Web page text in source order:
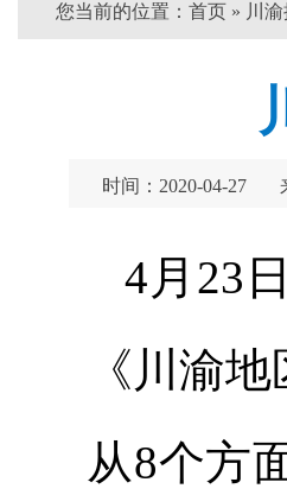
您当前的位置： 首页 » 川
时间：2020-04-27
4月23
《川渝
从8个方